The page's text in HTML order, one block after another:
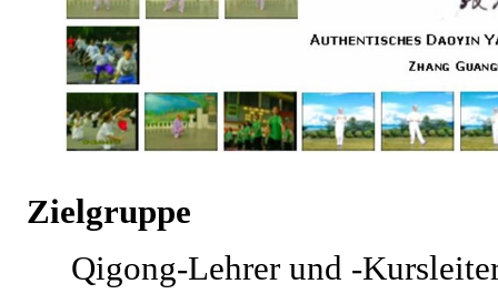
Zielgruppe
Qigong-Lehrer und -